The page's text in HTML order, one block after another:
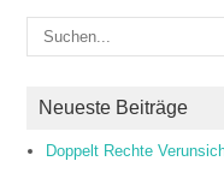
Neueste Beiträge
Doppelt Rechte